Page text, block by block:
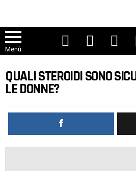
Menù
QUALI STEROIDI SONO
LE DONNE?